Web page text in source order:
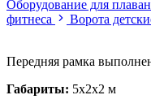
Оборудование для
фитнеса
Ворота
Передняя рамка
Габариты: 5x2х2 м